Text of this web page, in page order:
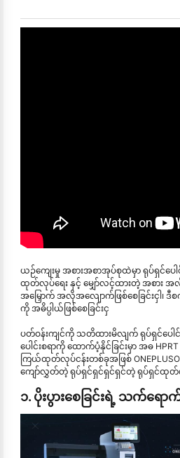
ယဉ်ကျေးမှု အစားအစာအုပ်စုထဲမှာ ရုပ်ရှင်ပေ
ထုတ်လုပ်ရေး နှင့် မျှော်လင့်ထားတဲ့ အစား
အမြှောက် အလိုအလျောက်ဖြစ်စေခြင်းငှါ၊
ကို အဓိပ္ပါယ်ဖြစ်စေခြင်းငှ
ပတ်ဝန်းကျင်ကို သတိထားမိလျက် ရုပ်ရှင်ပေါ
ပေါင်းစရာကို ထောက်ပံ့နိုင်ခြင်းမှာ အဓ
ကြယ်ထုတ်လုပ်ငန်းတစ်ခုအဖြစ်
ကျော်လွှတ်တဲ့ ရုပ်ရှင်ရှင်ရှင်ရှင်တဲ့ ရုပ်ရှင်ထုတ်လု
၁. ပိုးပွားစေခြင်းရဲ့ သက်ရော